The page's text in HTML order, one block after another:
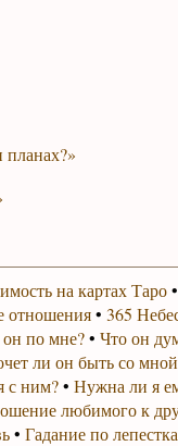
планах?»
на картах Таро•
отношения• 365
по мне?• Что он
ли он быть со
с ним?• Нужна ли я
любимого к
• Гадание по